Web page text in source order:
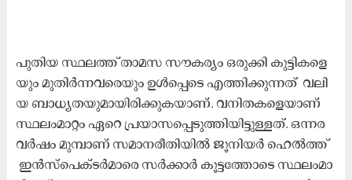
പു​തി​യ സ്ഥ​ല​ത്ത് താ​മ​സ സൗ​ക​ര്യം ഒ​രു​ക്കി കു​ട്ടി​ക​ളെ​
യും മു​തി​ര്‍ന്ന​വ​രെ​യും ഉ​ള്‍പ്പെ​ടെ എ​ത്തി​ക്കു​ന്ന​ത് വ​ലി​
യ ബാ​ധ്യ​ത​യു​മാ​യി​രി​ക്കു​ക​യാ​ണ്. വ​നി​ത​ക​ളെ​യാ​ണ്
സ്ഥ​ലം​മാ​റ്റം ഏ​റെ പ്ര​യാ​സ​പ്പെ​ടു​ത്തി​യി​ട്ടു​ള്ള​ത്. ഒ​ന്ന​ര
വ​ര്‍ഷം മു​മ്പാ​ണ് സ​മാ​ന​രീ​തി​യി​ല്‍ ജൂ​നി​യ​ര്‍ ഹെ​ല്‍ത്ത്
ഇ​ന്‍സ്‌​പെ​ക്ട​ര്‍മാ​രെ സ​ര്‍ക്കാ​ര്‍ കൂ​ട്ട​ത്തോ​ടെ സ്ഥ​ലം​മാ​